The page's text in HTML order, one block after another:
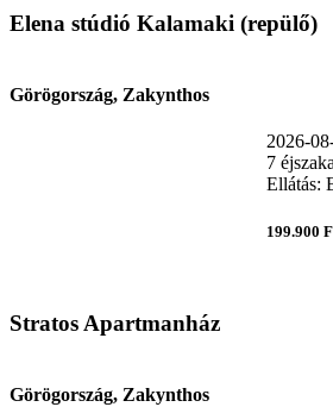
Elena stúdió Kalamaki (repülő)
Görögország, Zakynthos
2026-
7 éjszaka
Ellátás:
199.900
Stratos Apartmanház
Görögország, Zakynthos